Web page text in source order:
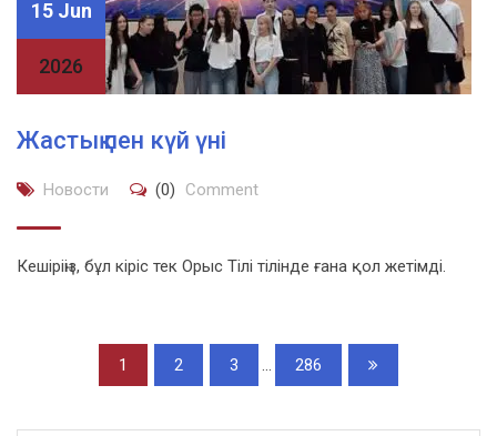
15 Jun
2026
Жастық пен күй үні
Новости (0) Comment
Кешіріңіз, бұл кіріс тек Орыс Тілі тілінде ғана қол жетімді.
1 2 3 ... 286